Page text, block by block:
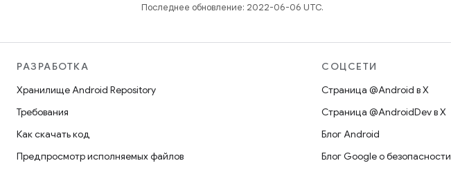
Последнее обновление: 2022-06-06 UTC.
РАЗРАБОТКА
Хранилище Android Repository
Требования
Как скачать код
Предпросмотр исполняемых файлов
СОЦСЕТИ
Страница @Android в X
Страница @AndroidDev в X
Блог Android
Блог Google о безопасности